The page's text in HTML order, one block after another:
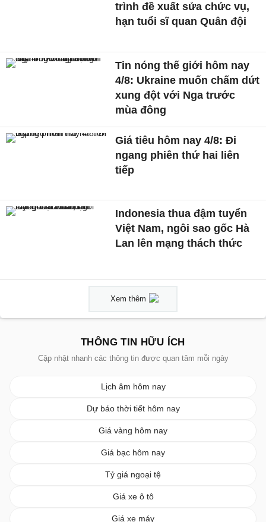
trình đề xuất sửa chức vụ,
hạn tuổi sĩ quan Quân đội
Tin nóng thế giới hôm nay
4/8: Ukraine muốn chấm dứt
xung đột với Nga trước
mùa đông
Giá tiêu hôm nay 4/8: Đi
ngang phiên thứ hai liên
tiếp
Indonesia thua đậm tuyển
Việt Nam, ngôi sao gốc Hà
Lan lên mạng thách thức
Xem thêm
THÔNG TIN HỮU ÍCH
Cập nhật nhanh các thông tin được quan tâm mỗi ngày
Lịch âm hôm nay
Dự báo thời tiết hôm nay
Giá vàng hôm nay
Giá bạc hôm nay
Tỷ giá ngoại tệ
Giá xe ô tô
Giá xe máy